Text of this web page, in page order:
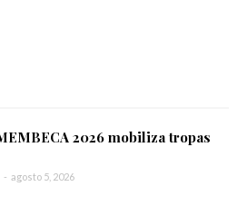
2026 mobiliza tropas
- agosto 5, 2026